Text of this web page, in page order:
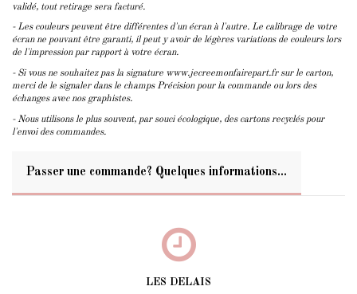
validé, tout retirage sera facturé.
- Les couleurs peuvent être différentes d'un écran à l'autre. Le calibrage de votre
écran ne pouvant être garanti, il peut y avoir de légères variations de couleurs lors
de l'impression par rapport à votre écran.
- Si vous ne souhaitez pas la signature www.jecreemonfairepart.fr sur le carton,
merci de le signaler dans le champs Précision pour la commande ou lors des
échanges avec nos graphistes.
- Nous utilisons le plus souvent, par souci écologique, des cartons recyclés pour
l'envoi des commandes.
Passer une commande? Quelques informations...
LES DELAIS